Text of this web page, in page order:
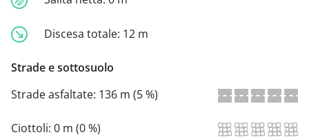
Discesa totale: 12 m
Strade e sottosuolo
Strade asfaltate: 136 m (5 %)
Ciottoli: 0 m (0 %)